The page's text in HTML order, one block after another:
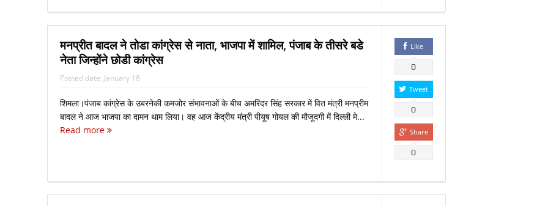
मनप्रीत बादल ने तोडा कांग्रेस से नाता, भाजपा में शामिल, पंजाब के तीसरे बडे
नेता जिन्‍होंने छोडी कांग्रेस
Posted date: January 18
शिमला।पंजाब कांग्रेस के उबरनेकी कमजोर संभावनाओं के बीच अमरिंदर सिंह सरकार में वित मंत्री मनप्रीम
बादल ने आज भाजपा का दामन थाम लिया। वह आज केंद्रीय मंत्री पीयूष गोयल की मौजूदगी में दिल्‍ली मे...
Read more
Like
0
Tweet
0
Share
0